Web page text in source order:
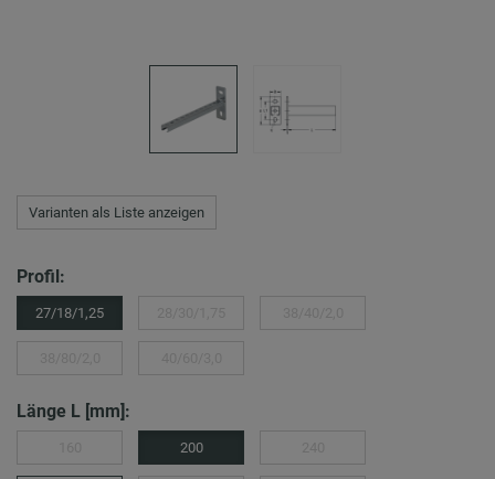
Varianten als Liste anzeigen
Profil:
27/18/1,25
Länge L [mm]:
200